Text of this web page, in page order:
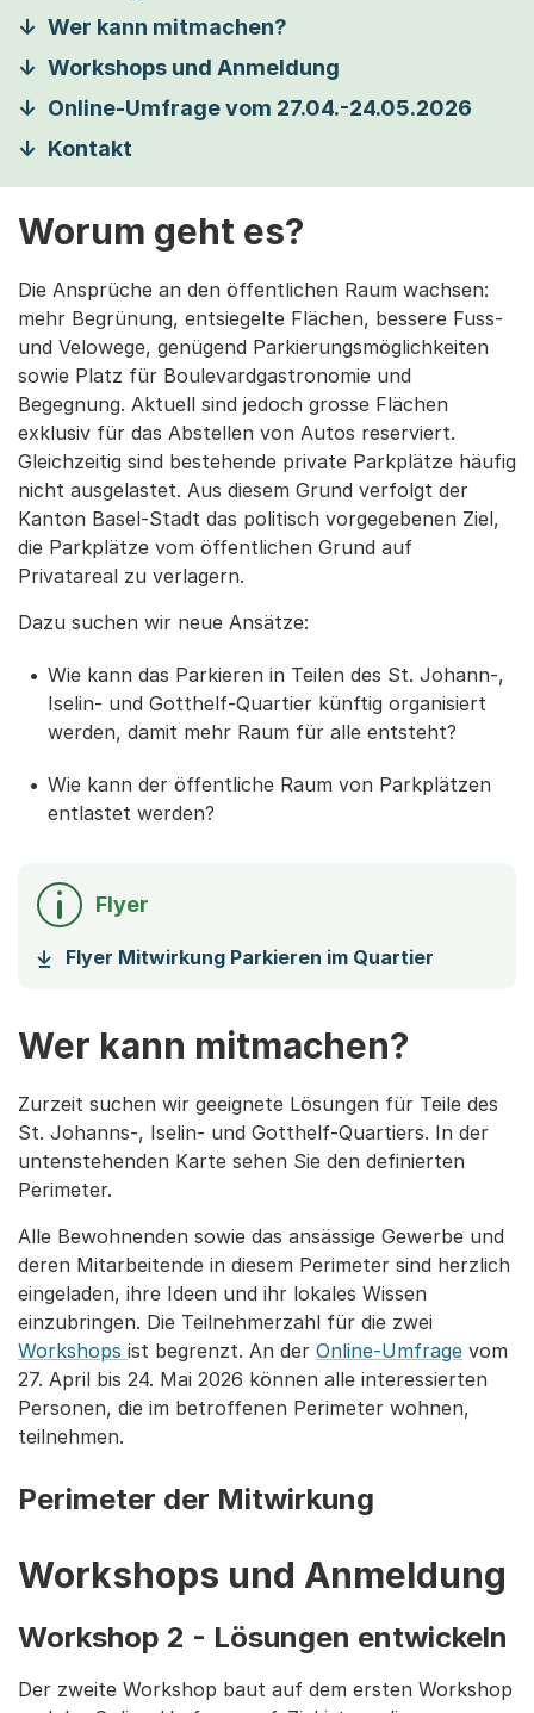
Wer kann mitmachen?
Workshops und Anmeldung
Online-Umfrage vom 27.04.-24.05.2026
Kontakt
Worum geht es?
Die Ansprüche an den öffentlichen Raum wachsen:
mehr Begrünung, entsiegelte Flächen, bessere Fuss-
und Velowege, genügend Parkierungsmöglichkeiten
sowie Platz für Boulevardgastronomie und
Begegnung. Aktuell sind jedoch grosse Flächen
exklusiv für das Abstellen von Autos reserviert.
Gleichzeitig sind bestehende private Parkplätze häufig
nicht ausgelastet. Aus diesem Grund verfolgt der
Kanton Basel-Stadt das politisch vorgegebenen Ziel,
die Parkplätze vom öffentlichen Grund auf
Privatareal zu verlagern.
Dazu suchen wir neue Ansätze:
Wie kann das Parkieren in Teilen des St. Johann-,
Iselin- und Gotthelf-Quartier künftig organisiert
werden, damit mehr Raum für alle entsteht?
Wie kann der öffentliche Raum von Parkplätzen
entlastet werden?
Flyer
Flyer Mitwirkung Parkieren im Quartier
Wer kann mitmachen?
Zurzeit suchen wir geeignete Lösungen für Teile des
St. Johanns-, Iselin- und Gotthelf-Quartiers. In der
untenstehenden Karte sehen Sie den definierten
Perimeter.
Alle Bewohnenden sowie das ansässige Gewerbe und
deren Mitarbeitende in diesem Perimeter sind herzlich
eingeladen, ihre Ideen und ihr lokales Wissen
einzubringen. Die Teilnehmerzahl für die zwei
Workshops ist begrenzt. An der Online-Umfrage vom
27. April bis 24. Mai 2026 können alle interessierten
Personen, die im betroffenen Perimeter wohnen,
teilnehmen.
Perimeter der Mitwirkung
Workshops und Anmeldung
Workshop 2 - Lösungen entwickeln
Der zweite Workshop baut auf dem ersten Workshop